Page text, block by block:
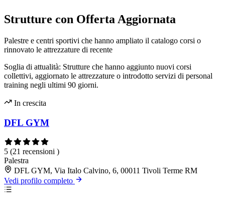
Strutture con Offerta Aggiornata
Palestre e centri sportivi che hanno ampliato il catalogo corsi o
rinnovato le attrezzature di recente
Soglia di attualità: Strutture che hanno aggiunto nuovi corsi
collettivi, aggiornato le attrezzature o introdotto servizi di personal
training negli ultimi 90 giorni.
In crescita
DFL GYM
5 (21 recensioni )
Palestra
DFL GYM, Via Italo Calvino, 6, 00011 Tivoli Terme RM
Vedi profilo completo